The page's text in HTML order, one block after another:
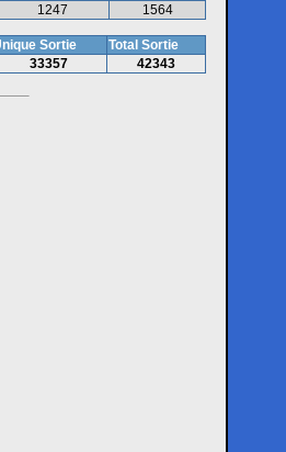
1247 1564
Sortie
Total Sortie
33357 42343